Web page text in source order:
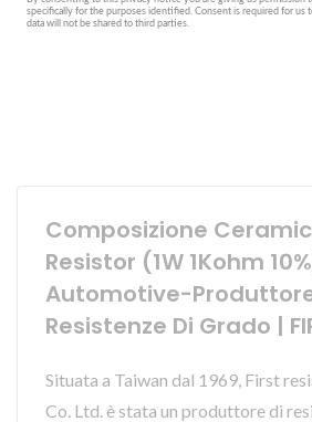
Composizione
Resistor (1W 1Kohm
Automotive-
Resistenze Di Grado |
Situata a Taiwan dal 1969, First
Co. Ltd. è stata un produttore di